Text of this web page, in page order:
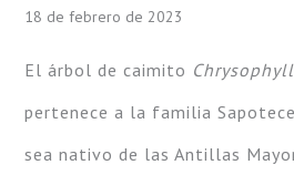
18 de febrero de 2023
El árbol de caimito
pertenece a la familia
sea nativo de las Antillas